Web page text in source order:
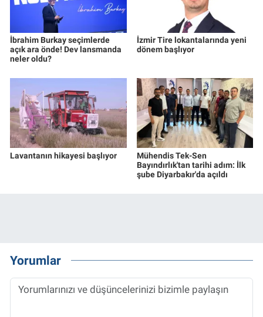
İbrahim Burkay seçimlerde
açık ara önde! Dev lansmanda
neler oldu?
İzmir Tire lokantalarında yeni
dönem başlıyor
Lavantanın hikayesi başlıyor
Mühendis Tek-Sen
Bayındırlık'tan tarihi adım: İlk
şube Diyarbakır'da açıldı
Yorumlar